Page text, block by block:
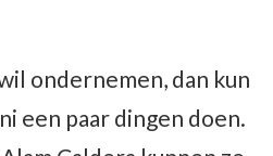
ondernemen, dan kun
een paar dingen doen.